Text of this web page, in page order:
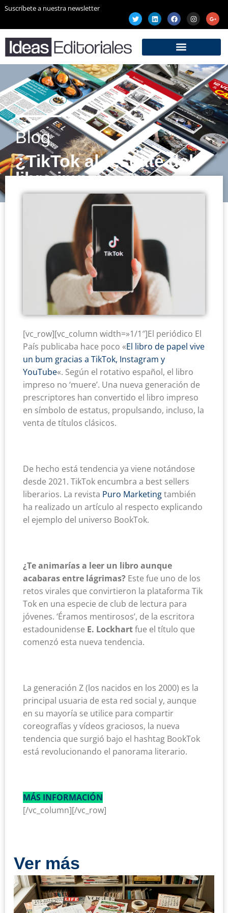
Suscríbete a nuestra newsletter
Blog
¿TikTok al rescate del
libro impreso?
[vc_row][vc_column width=»1/1″]El periódico El
País publicaba hace poco «El libro de papel vive
un bum gracias a TikTok, Instagram y
YouTube«. Según el rotativo español, el libro
impreso no ‘muere’. Una nueva generación de
prescriptores han convertido el libro impreso
en símbolo de estatus, propulsando, incluso, la
venta de títulos clásicos.
De hecho está tendencia ya viene notándose
desde 2021. TikTok encumbra a best sellers
liberarios. La revista Puro Marketingtambién
ha realizado un artículo al respecto explicando
el ejemplo del universo BookTok.
¿Te animarías a leer un libro aunque
acabaras entre lágrimas? Este fue uno de los
retos virales que convirtieron la plataforma Tik
Tok en una especie de club de lectura para
jóvenes. ‘Éramos mentirosos’, de la escritora
estadounidense E. Lockhartfue el título que
comenzó esta nueva tendencia.
La generación Z (los nacidos en los 2000) es la
principal usuaria de esta red social y, aunque
en su mayoría se utilice para compartir
coreografías y vídeos graciosos, la nueva
tendencia que surgió bajo el hashtag BookTok
está revolucionando el panorama literario.
MÁS INFORMACIÓN
[/vc_column][/vc_row]
Ver más